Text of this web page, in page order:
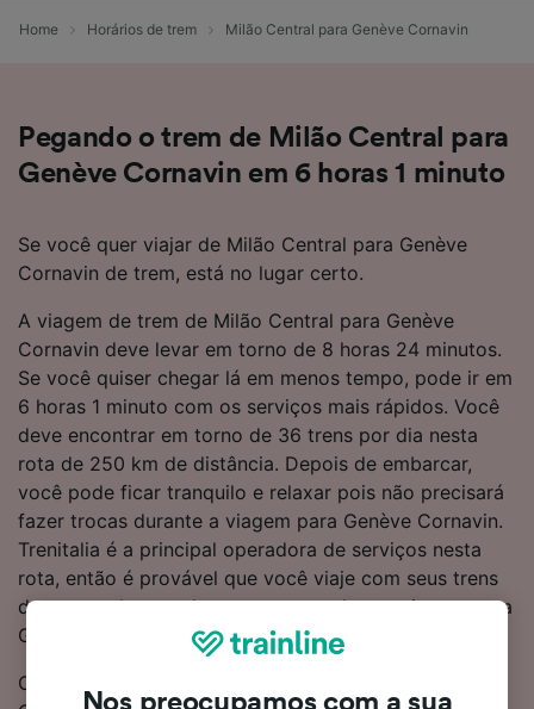
Home Horários de trem Milão Central para Genève Cornavin
Pegando o trem de Milão Central para
Genève Cornavin em 6 horas 1 minuto
Se você quer viajar de Milão Central para Genève
Cornavin de trem, está no lugar certo.
A viagem de trem de Milão Central para Genève
Cornavin deve levar em torno de 8 horas 24 minutos.
Se você quiser chegar lá em menos tempo, pode ir em
6 horas 1 minuto com os serviços mais rápidos. Você
deve encontrar em torno de 36 trens por dia nesta
rota de 250 km de distância. Depois de embarcar,
você pode ficar tranquilo e relaxar pois não precisará
fazer trocas durante a viagem para Genève Cornavin.
Trenitalia é a principal operadora de serviços nesta
rota, então é provável que você viaje com seus trens
durante toda ou pelo menos parte de sua viagem para
Genève Cornavin.
Os bilhetes de trem de Milão Central para Genève
Nos preocupamos com a sua